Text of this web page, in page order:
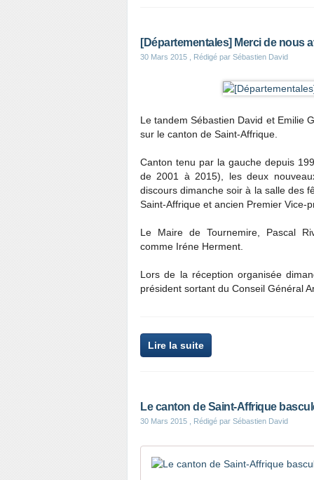
[Départementales] Merci de nous
30 Mars 2015 , Rédigé par Sébastien David
Le tandem Sébastien David et Emilie
sur le canton de Saint-Affrique.
Canton tenu par la gauche depuis
de 2001 à 2015), les deux
discours dimanche soir à la salle des
Saint-Affrique et ancien Premier Vice-
Le Maire de Tournemire, Pascal
comme Iréne Herment.
Lors de la réception organisée
président sortant du Conseil Général
Lire la suite
Le canton de Saint-Affrique
30 Mars 2015 , Rédigé par Sébastien David